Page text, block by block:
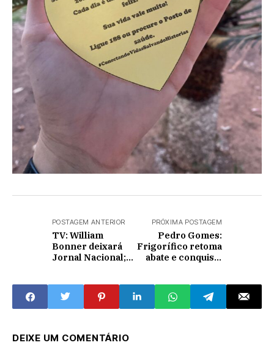
POSTAGEM ANTERIOR
TV: William
Bonner deixará
Jornal Nacional;
PRÓXIMA POSTAGEM
Pedro Gomes:
Frigorífico retoma
abate e conquista
DEIXE UM COMENTÁRIO